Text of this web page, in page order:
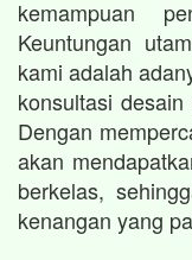
kemampuan
Keuntungan
kami adalah
konsultasi
Dengan
akan
berkelas,
kenangan yang